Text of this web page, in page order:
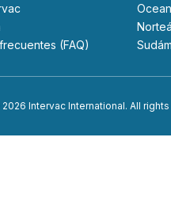
frecuentes (FAQ)
Intervac International. All